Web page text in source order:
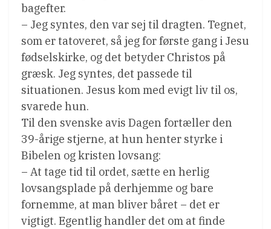
bagefter.
– Jeg syntes, den var sej til dragten. Tegnet,
som er tatoveret, så jeg for første gang i Jesu
fødselskirke, og det betyder Christos på
græsk. Jeg syntes, det passede til
situationen. Jesus kom med evigt liv til os,
svarede hun.
Til den svenske avis Dagen fortæller den
39-årige stjerne, at hun henter styrke i
Bibelen og kristen lovsang:
– At tage tid til ordet, sætte en herlig
lovsangsplade på derhjemme og bare
fornemme, at man bliver båret – det er
vigtigt. Egentlig handler det om at finde